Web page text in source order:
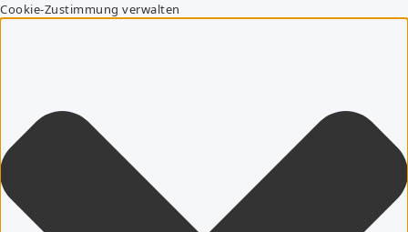
Cookie-Zustimmung verwalten